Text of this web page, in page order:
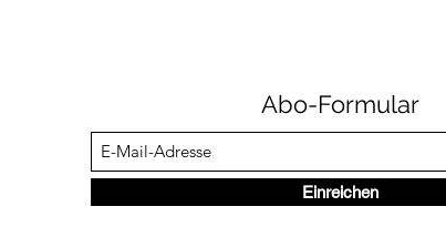
Abo-Formular
Einreichen